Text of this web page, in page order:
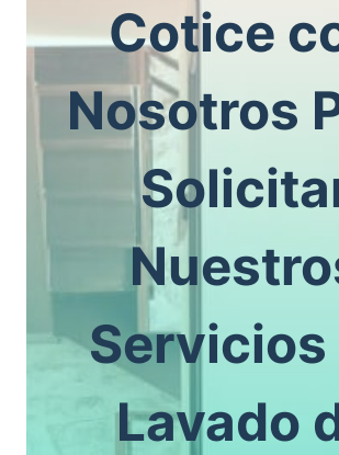
Cotice
Nosotros
Servicios
Lavado